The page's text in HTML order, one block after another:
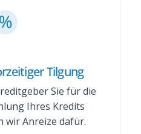
Tilgung
Sie für die
Ihres Kredits
wir Anreize dafür.